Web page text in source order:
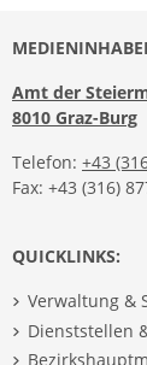
Amt der
8010 Graz-Burg
Telefon: +43
Fax: +43 (316)
QUICKLINKS:
Verwaltung &
Dienststellen